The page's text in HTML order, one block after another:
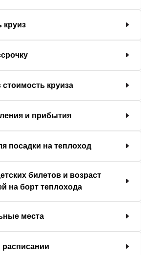
круиз
стоимость круиза
и прибытия
посадки на теплоход
билетов и возраст
на борт теплохода
места
расписании